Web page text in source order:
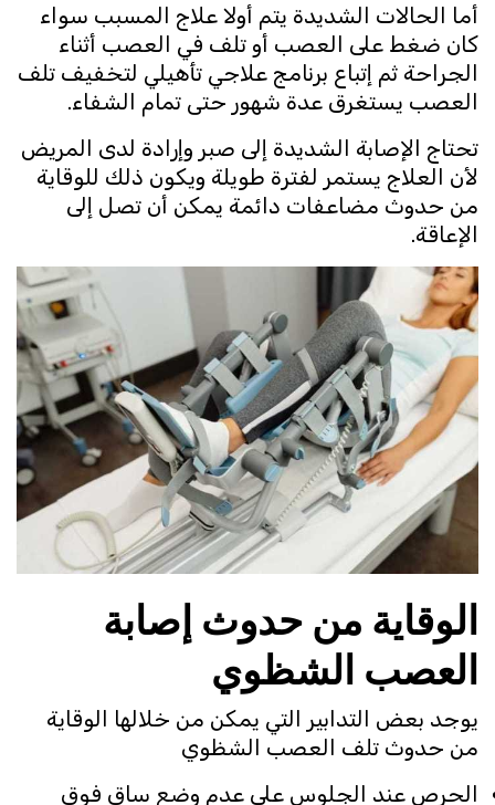
أما الحالات الشديدة يتم أولا علاج المسبب سواء
كان ضغط على العصب أو تلف في العصب أثناء
الجراحة ثم إتباع برنامج علاجي تأهيلي لتخفيف تلف
العصب يستغرق عدة شهور حتى تمام الشفاء.
تحتاج الإصابة الشديدة إلى صبر وإرادة لدى المريض
لأن العلاج يستمر لفترة طويلة ويكون ذلك للوقاية
من حدوث مضاعفات دائمة يمكن أن تصل إلى
الإعاقة.
الوقاية من حدوث إصابة
العصب الشظوي
يوجد بعض التدابير التي يمكن من خلالها الوقاية
من حدوث تلف العصب الشظوي
الحرص عند الجلوس على عدم وضع ساق فوق